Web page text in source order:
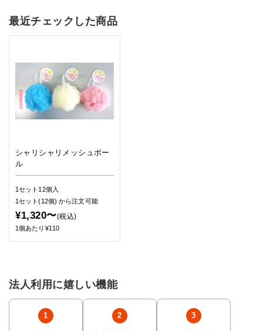
最近チェックした商品
シャリシャリメッシュボー
ル
1セット12個入
1セット(12個)から注文可能
¥1,320〜(税込)
1個あたり¥110
法人利用に嬉しい機能